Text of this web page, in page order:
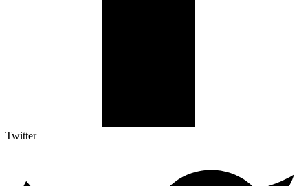
Twitter